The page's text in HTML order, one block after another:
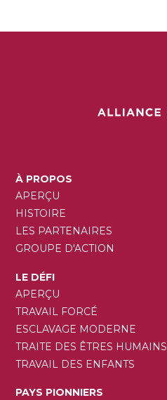
MAIN
NAVIGATION
À PROPOS
APERÇU
HISTOIRE
LES PARTENAIRES
GROUPE D'ACTION
LE DÉFI
APERÇU
TRAVAIL FORCÉ
ESCLAVAGE MODERNE
TRAITE DES ÊTRES HUMAINS
TRAVAIL DES ENFANTS
PAYS PIONNIERS